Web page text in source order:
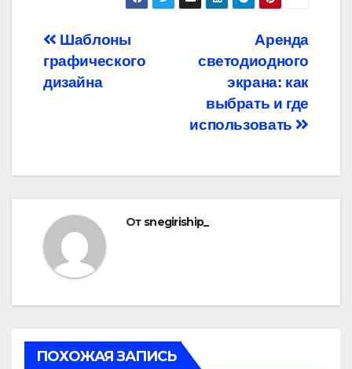
Навигация
по
Аренда
светодиодного
экрана: как
выбрать и где
использовать
Шаблоны
графического
дизайна
От snegiriship_
ПОХОЖАЯ ЗАПИСЬ